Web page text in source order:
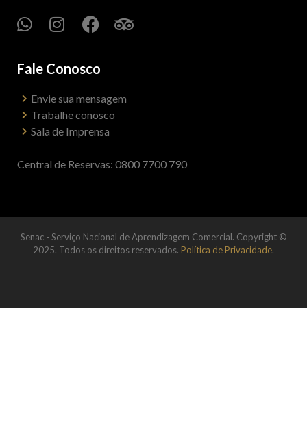
Fale Conosco
Envie sua mensagem
Trabalhe conosco
Sala de Imprensa
Central de Reservas: 0800 7700 790
Senac - Serviço Nacional de Aprendizagem Comercial. Copyright ©
2025. Todos os direitos reservados. Política de Privacidade.